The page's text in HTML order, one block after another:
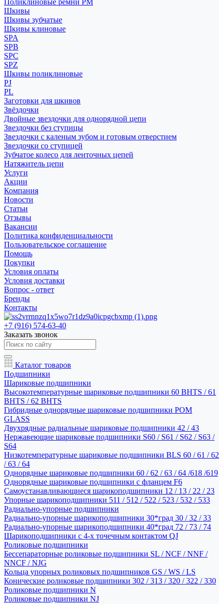
Поликлиновые ремни PM
Шкивы
Шкивы зубчатые
Шкивы клиновые
SPA
SPB
SPC
SPZ
Шкивы поликлиновые
PJ
PL
Заготовки для шкивов
Звёздочки
Двойные звездочки для однорядной цепи
Звездочки без ступицы
Звездочки с каленым зубом и готовым отверстием
Звездочки со ступицей
Зубчатое колесо для ленточных цепей
Натяжитель цепи
Услуги
Акции
Компания
Новости
Статьи
Отзывы
Вакансии
Политика конфиденциальности
Пользовательское соглашение
Помощь
Покупки
Условия оплаты
Условия доставки
Вопрос - ответ
Бренды
Контакты
+7 (916) 574-63-40
Заказать звонок
Каталог товаров
Подшипники
Шариковые подшипники
Высокотемпературные шариковые подшипники 60 BHTS / 61
BHTS / 62 BHTS
Гибридные однорядные шариковые подшипники POM
GLASS
Двухрядные радиальные шариковые подшипники 42 / 43
Нержавеющие шариковые подшипники S60 / S61 / S62 / S63 /
S64
Низкотемпературные шариковые подшипники BLS 60 / 61 / 62
/ 63 / 64
Однорядные шариковые подшипники 60 / 62 / 63 / 64 /618 /619
Однорядные шариковые подшипники с фланцем F6
Самоустанавливающиеся шарикоподшипники 12 / 13 / 22 / 23
Упорные шарикоподшипники 511 / 512 / 522 / 523 / 532 / 533
Радиально-упорные подшипники
Радиально-упорные шарикоподшипники 30*град 30 / 32 / 33
Радиально-упорные шарикоподшипники 40*град 72 / 73 / 74
Шарикоподшипники с 4-х точечным контактом QJ
Роликовые подшипники
Бессепараторные роликовые подшипники SL / NCF / NNF /
NNCF / NJG
Кольца упорных роликовых подшипников GS / WS / LS
Конические роликовые подшипники 302 / 313 / 320 / 322 / 330
Роликовые подшипники N
Роликовые подшипники NJ